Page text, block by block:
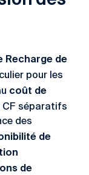
Recharge de
pour les
coût de
CF séparatifs
des
de
de